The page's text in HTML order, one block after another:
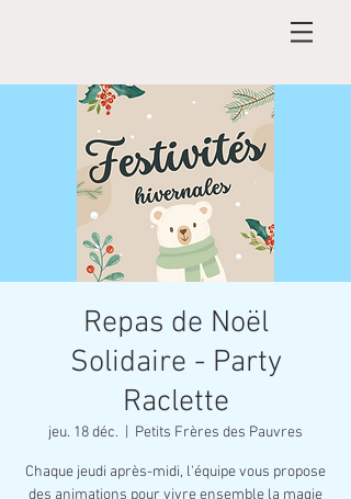
Repas de Noël
Solidaire - Party
Raclette
jeu. 18 déc. Petits Frères des Pauvres
Chaque jeudi après-midi, l'équipe vous propose
des animations pour vivre ensemble la magie